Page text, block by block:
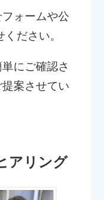
ォームや公
ださい。
にご確認さ
案させてい
アリング